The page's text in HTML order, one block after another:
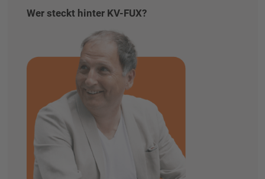
Wer steckt hinter KV-FUX?